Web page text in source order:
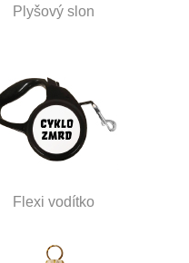
Plyšový slon
Flexi vodítko